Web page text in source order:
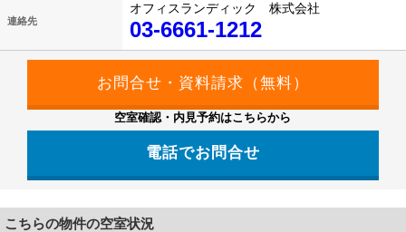
連絡先
オフィスランディック 株式会社
03-6661-1212
空室確認・内見予約はこちらから
電話でお問合せ
こちらの物件の空室状況